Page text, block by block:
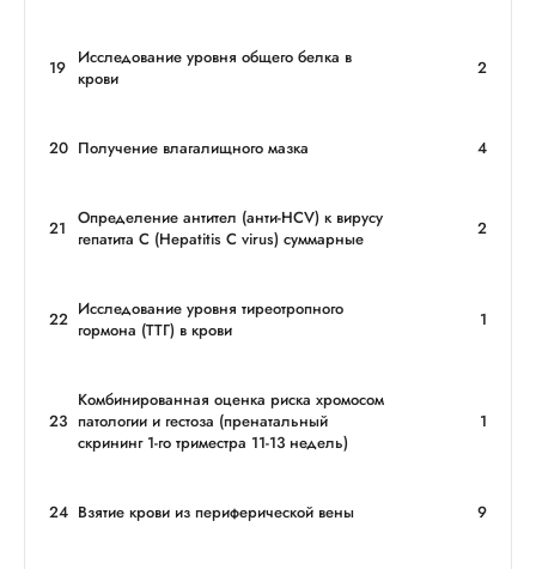
19 Исследование уровня общего белка в
крови
2
20 Получение влагалищного мазка 4
21 Определение антител (анти-HCV) к вирусу
гепатита С (Hepatitis C virus) суммарные
2
22 Исследование уровня тиреотропного
гормона (ТТГ) в крови
1
23
Комбинированная оценка риска хромосом
патологии и гестоза (пренатальный
скрининг 1-го триместра 11-13 недель)
1
24 Взятие крови из периферической вены 9